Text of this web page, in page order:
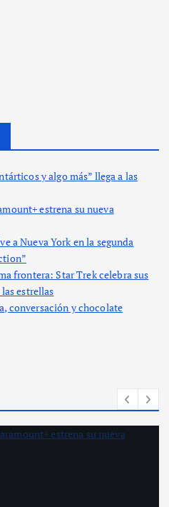
y algo más” llega a las
estrena su nueva
a Nueva York en la segunda
frontera: Star Trek celebra sus
estrellas
conversación y chocolate